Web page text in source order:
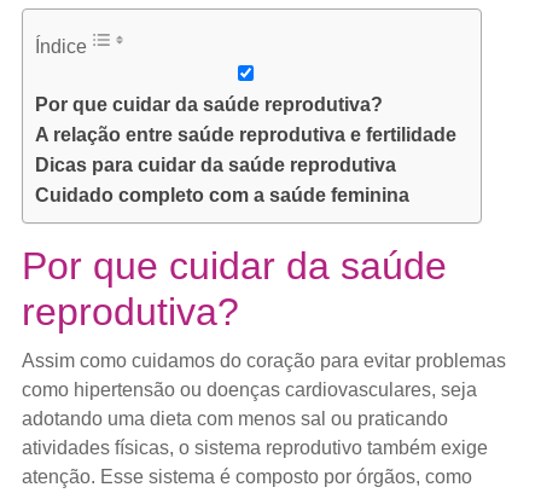
Índice
Por que cuidar da saúde reprodutiva?
A relação entre saúde reprodutiva e fertilidade
Dicas para cuidar da saúde reprodutiva
Cuidado completo com a saúde feminina
Por que cuidar da saúde
reprodutiva?
Assim como cuidamos do coração para evitar problemas
como hipertensão ou doenças cardiovasculares, seja
adotando uma dieta com menos sal ou praticando
atividades físicas, o sistema reprodutivo também exige
atenção. Esse sistema é composto por órgãos, como